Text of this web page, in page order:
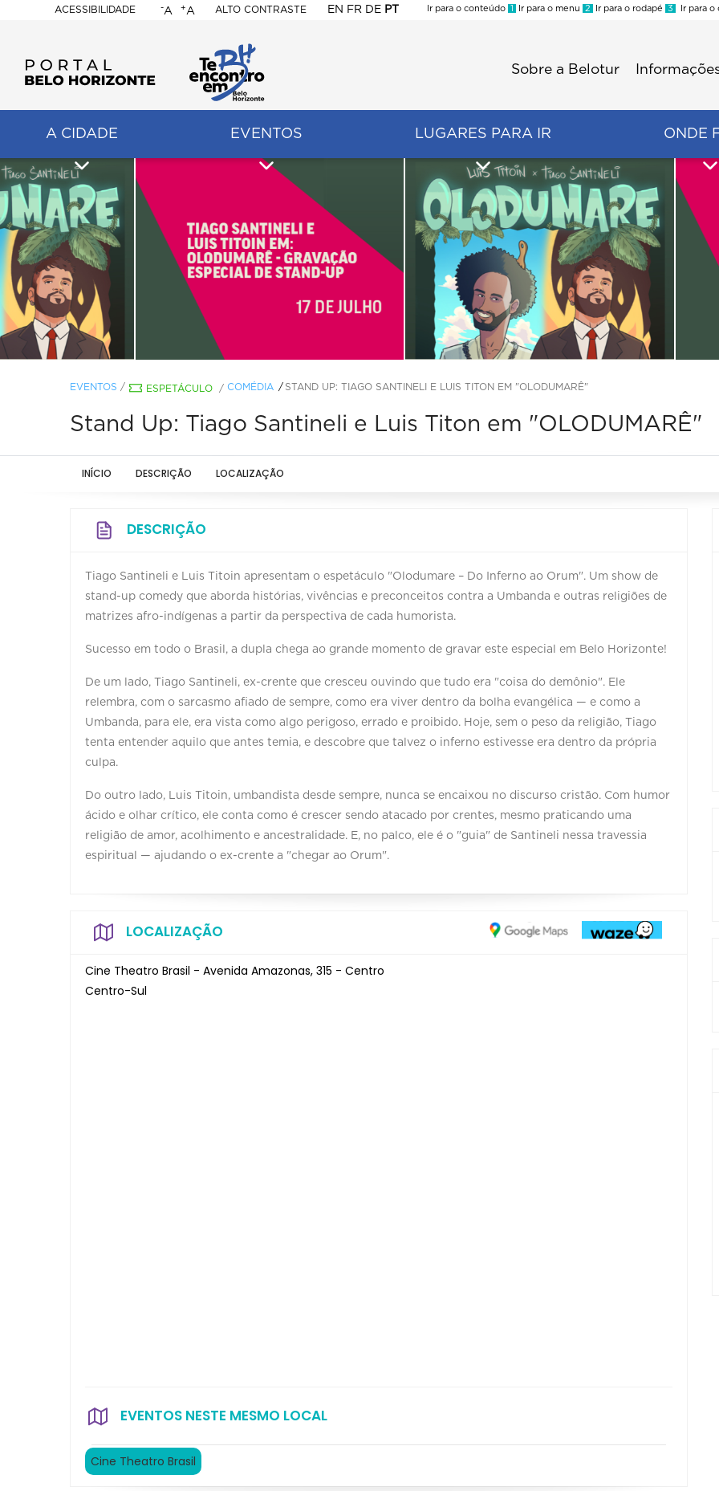
ACESSIBILIDADE
BELO
HORIZONTE
-A +A ALTO CONTRASTE EN FR DE PT
Ir para o conteúdo 1 Ir para o menu 2 Ir para o rodapé 3 Ir para o
Sobre a Belotur
A CIDADE EVENTOS LUGARES PARA IR ONDE
EVENTOS / ESPETÁCULO / COMÉDIA STAND UP: TIAGO SANTINELI E LUIS TITON EM "OLODUMARÊ"
Stand Up: Tiago Santineli e Luis Titon em "OLODUMARÊ"
INÍCIO DESCRIÇÃO LOCALIZAÇÃO
DESCRIÇÃO
Tiago Santineli e Luis Titoin apresentam o espetáculo "Olodumare – Do Inferno ao Orum". Um show de
stand-up comedy que aborda histórias, vivências e preconceitos contra a Umbanda e outras religiões de
matrizes afro-indígenas a partir da perspectiva de cada humorista.
Sucesso em todo o Brasil, a dupla chega ao grande momento de gravar este especial em Belo Horizonte!
De um lado, Tiago Santineli, ex-crente que cresceu ouvindo que tudo era "coisa do demônio". Ele
relembra, com o sarcasmo afiado de sempre, como era viver dentro da bolha evangélica — e como a
Umbanda, para ele, era vista como algo perigoso, errado e proibido. Hoje, sem o peso da religião, Tiago
tenta entender aquilo que antes temia, e descobre que talvez o inferno estivesse era dentro da própria
culpa.
Do outro lado, Luis Titoin, umbandista desde sempre, nunca se encaixou no discurso cristão. Com humor
ácido e olhar crítico, ele conta como é crescer sendo atacado por crentes, mesmo praticando uma
religião de amor, acolhimento e ancestralidade. E, no palco, ele é o "guia" de Santineli nessa travessia
espiritual — ajudando o ex-crente a "chegar ao Orum".
LOCALIZAÇÃO
Cine Theatro Brasil - Avenida Amazonas, 315 - Centro
Centro-Sul
EVENTOS NESTE MESMO LOCAL
Cine Theatro Brasil